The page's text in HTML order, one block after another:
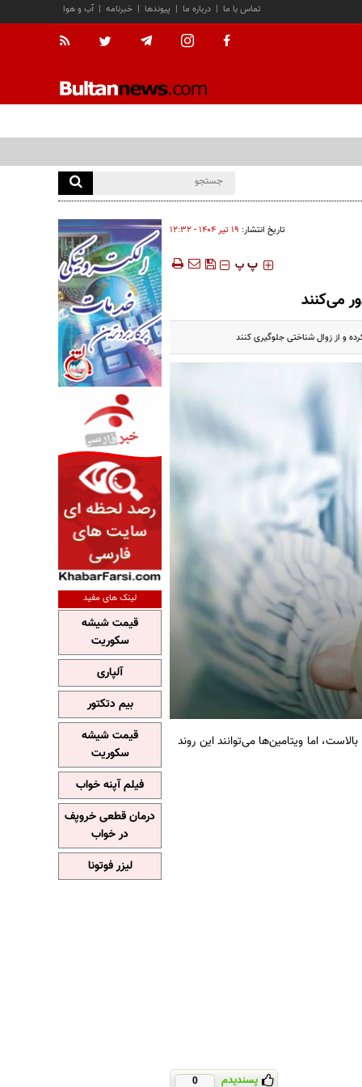
آب و هوا | خبرنامه | پیوندها | درباره ما | تماس با ما
تاریخ انتشار: ۱۹ تير ۱۴۰۴ - ۱۲:۳۲
‍‍‍ پ پ
می‌کنند
و از زوال شناختی جلوگیری کنند
اما ویتامین‌ها می‌توانند این روند
پسندیدم 0
لینک های مفید
قیمت شیشه
سکوریت
آلپاری
بیم دتکتور
قیمت شیشه
سکوریت
فیلم آپنه خواب
درمان قطعی خروپف
در خواب
لیزر فوتونا